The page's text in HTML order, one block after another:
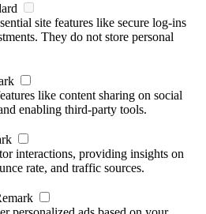
site features like secure log-ins
They do not store personal
like content sharing on social
enabling third-party tools.
interactions, providing insights on
rate, and traffic sources.